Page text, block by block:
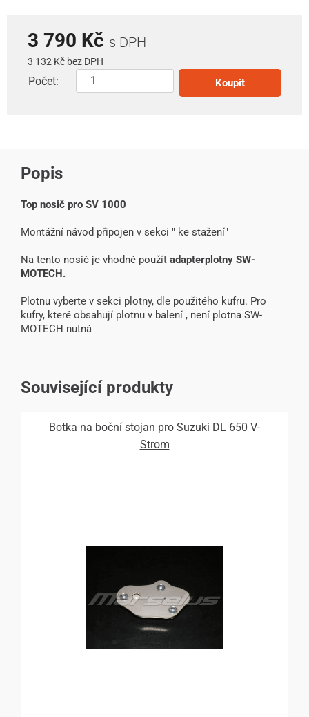
3 790 Kč s DPH
3 132 Kč bez DPH
Počet: Koupit
Popis
Top nosič pro SV 1000
Montážní návod připojen v sekci " ke stažení"
Na tento nosič je vhodné použít adapterplotny SW-
MOTECH.
Plotnu vyberte v sekci plotny, dle použitého kufru. Pro
kufry, které obsahují plotnu v balení , není plotna SW-
MOTECH nutná
Související produkty
Botka na boční stojan pro Suzuki DL 650 V-
Strom